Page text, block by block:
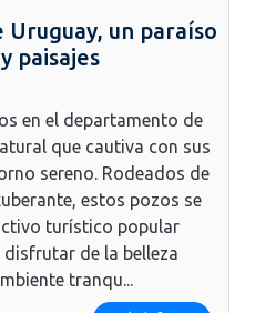
Uruguay, un paraíso
paisajes
en el departamento de
que cautiva con sus
sereno. Rodeados de
estos pozos se
turístico popular
de la belleza
tranqu...